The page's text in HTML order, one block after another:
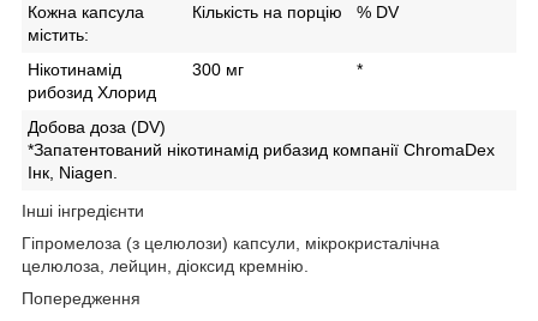
Кожна капсула
містить:
Кількість на порцію % DV
Нікотинамід
рибозид Хлорид
300 мг *
Добова доза (DV)
*Запатентований нікотинамід рибазид компанії ChromaDex
Інк, Niagen.
Інші інгредієнти
Гіпромелоза (з целюлози) капсули, мікрокристалічна
целюлоза, лейцин, діоксид кремнію.
Попередження